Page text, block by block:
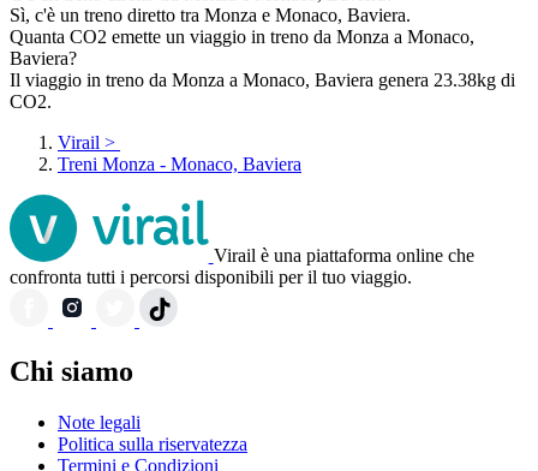
Sì, c'è un treno diretto tra Monza e Monaco, Baviera.
Quanta CO2 emette un viaggio in treno da Monza a Monaco,
Baviera?
Il viaggio in treno da Monza a Monaco, Baviera genera 23.38kg di
CO2.
Virail >
Treni Monza - Monaco, Baviera
Virail è una piattaforma online che
confronta tutti i percorsi disponibili per il tuo viaggio.
Chi siamo
Note legali
Politica sulla riservatezza
Termini e Condizioni